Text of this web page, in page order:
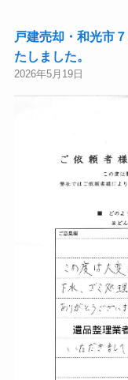
戸建売却・和光市
たしました。
2026年5月19日